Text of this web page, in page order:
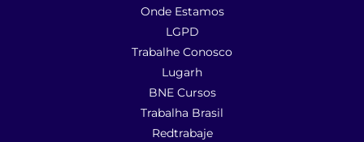
Onde Estamos
LGPD
Trabalhe Conosco
Lugarh
BNE Cursos
Trabalha Brasil
Redtrabaje